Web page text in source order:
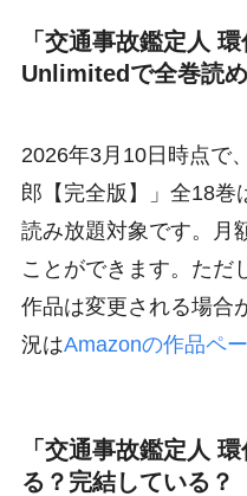
「交通事故鑑定人
Unlimitedで全巻読
2026年3月10日時点で
郎【完全版】」全18巻
読み放題対象です。月
ことができます。ただ
作品は変更される場合
況はAmazonの作品ペ
「交通事故鑑定人
る？完結している？